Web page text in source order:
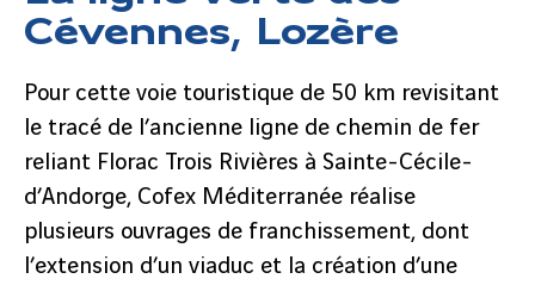
Cévennes, Lozère
Pour cette voie touristique de 50 km revisitant
le tracé de l’ancienne ligne de chemin de fer
reliant Florac Trois Rivières à Sainte-Cécile-
d’Andorge, Cofex Méditerranée réalise
plusieurs ouvrages de franchissement, dont
l’extension d’un viaduc et la création d’une